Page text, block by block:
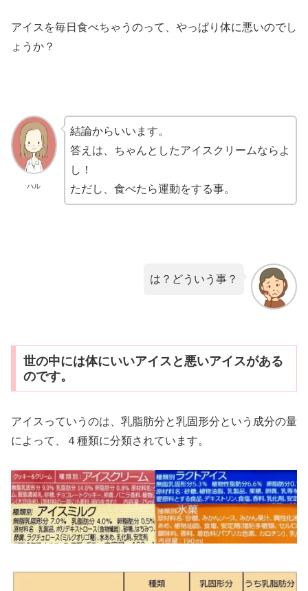
アイスを毎日食べちゃうのって、やっぱり体に悪いのでし
ょうか？
ハル
結論からいいます。
答えは、ちゃんとしたアイスクリームならよ
し！
ただし、食べたら運動をする事。
は？どういう事？
世の中には体にいいアイスと悪いアイスがある
のです。
アイスっていうのは、乳脂肪分と乳固形分という成分の量
によって、４種類に分類されています。